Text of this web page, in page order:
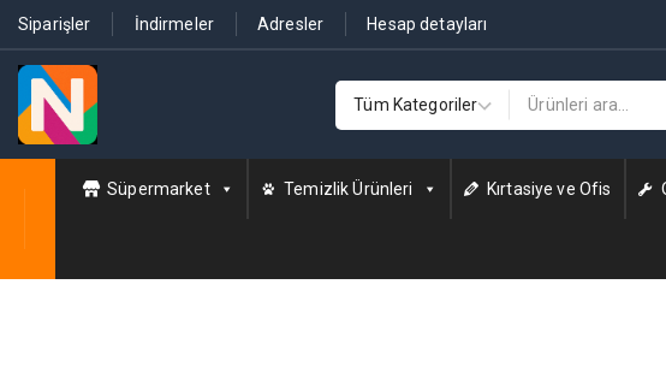
Siparişler İndirmeler Adresler Hesap detayları
Süpermarket Temizlik Ürünleri Kırtasiye ve Ofis